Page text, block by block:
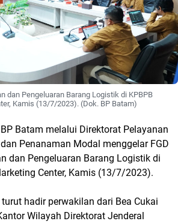
dan Pengeluaran Barang Logistik di KPBPB
Kamis (13/7/2023). (Dok. BP Batam)
BP Batam melalui Direktorat Pelayanan
Penanaman Modal menggelar FGD
dan Pengeluaran Barang Logistik di
Center, Kamis (13/7/2023).
hadir perwakilan dari Bea Cukai
Wilayah Direktorat Jenderal